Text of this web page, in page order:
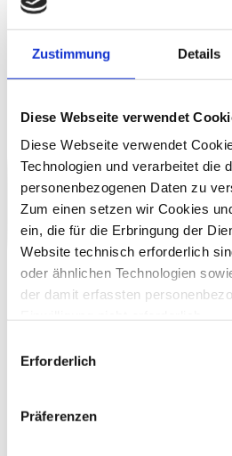
Zustimmung Details
Diese Webseite verwendet
Diese Webseite verwendet
Technologien und verarbeitet die
personenbezogenen Daten zu
Zum einen setzen wir Cookies
ein, die für die Erbringung der
Website technisch erforderlich
oder ähnlichen Technologien
der damit erfassten
mit Ihrer ausdrücklichen
Erforderlich
Präferenzen